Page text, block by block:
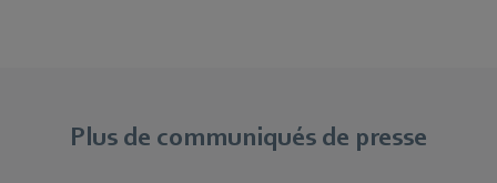
Plus de communiqués de presse